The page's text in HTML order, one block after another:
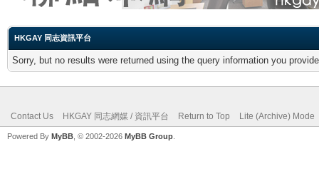
HKGAY 同志資訊平台
Sorry, but no results were returned using the query information you
Contact Us HKGAY 同志網媒 / 資訊平台 Return to Top Lite (Archive) Mode
Powered By MyBB , © 2002-2026 MyBB Group